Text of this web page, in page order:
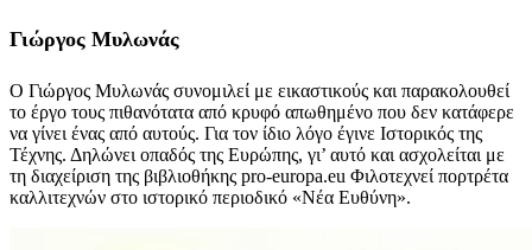
Γιώργος Μυλωνάς
Ο Γιώργος Μυλωνάς συνομιλεί με εικαστικούς και παρακολουθεί
το έργο τους πιθανότατα από κρυφό απωθημένο που δεν κατάφερε
να γίνει ένας από αυτούς. Για τον ίδιο λόγο έγινε Ιστορικός της
Τέχνης. Δηλώνει οπαδός της Ευρώπης, γι’ αυτό και ασχολείται με
τη διαχείριση της βιβλιοθήκης pro-europa.eu Φιλοτεχνεί πορτρέτα
καλλιτεχνών στο ιστορικό περιοδικό «Νέα Ευθύνη».